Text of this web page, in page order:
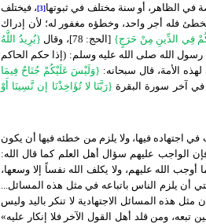
في الظاهر، أو سنة مختلف في ثبوتها [3]
، فيختلف
فله أجر واحد، وخطؤه مغفور له؛ لأن إدراك
فِي الدِّينِ مِنْ حَرَجٍ} [الحج: 78]، وقال
{يُرِيدُ اللَّهُ
رسول الله صلى الله عليه وسلم: (إذا حكم الحاكم
الأمة، قال سبحانه: {وَلَيْسَ عَلَيْكُمْ جُنَاحٌ فِيمَا
{رَبَّنَا لا تُؤَاخِذْنَا إن نَّسِينَا أَوْ
اجتهاده فيها، ولا يلزم من خطئه فيها أن يكون
الواجب عليهم سؤال أهل العلم كما قال الله:
بما أوجب الله عليهم، ولا يكلف الله نفساً إلا وسعها،
أن يلزم الناس باتباعه في مثل هذه المسائل...
هذه المسائل الاجتهادية لا تنكر باليد وليس
تبعه، ومن قلد أهل القول الآخر فلا إنكار عليه»